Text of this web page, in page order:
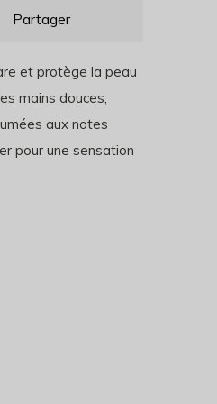
Partager
et protège la peau
mains douces,
aux notes
pour une sensation